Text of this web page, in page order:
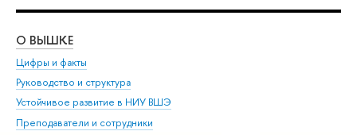
О ВЫШКЕ
Цифры и факты
Руководство и структура
Устойчивое развитие в НИУ ВШЭ
Преподаватели и сотрудники